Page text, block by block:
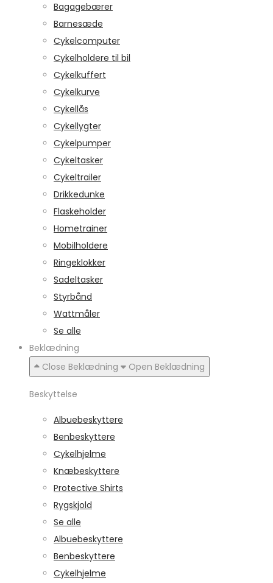
Bagagebærer
Barnesæde
Cykelcomputer
Cykelholdere til bil
Cykelkuffert
Cykelkurve
Cykellås
Cykellygter
Cykelpumper
Cykeltasker
Cykeltrailer
Drikkedunke
Flaskeholder
Hometrainer
Mobilholdere
Ringeklokker
Sadeltasker
Styrbånd
Wattmåler
Se alle
Beklædning
Close Beklædning
Open Beklædning
Beskyttelse
Albuebeskyttere
Benbeskyttere
Cykelhjelme
Knæbeskyttere
Protective Shirts
Rygskjold
Se alle
Albuebeskyttere
Benbeskyttere
Cykelhjelme